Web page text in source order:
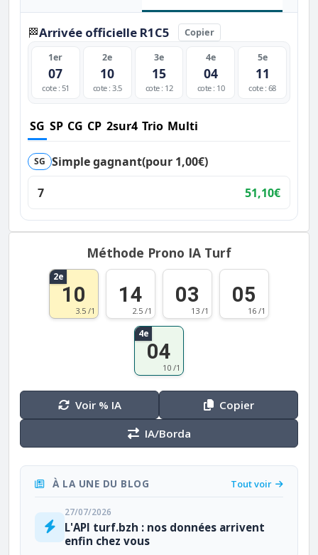
🏁Arrivée officielle R1C5 Copier
1er
07
cote : 51
2e
10
cote : 3.5
3e
15
cote : 12
4e
04
cote : 10
5e
11
cote : 68
SG SP CG CP 2sur4 Trio Multi
SG Simple gagnant(pour 1,00€)
7
51,10€
Méthode Prono IA Turf
2e
10
3.5 /1
14
2.5 /1
03
13 /1
05
16 /1
4e
04
10 /1
Voir % IA
Copier
IA/Borda
À LA UNE DU BLOG Tout voir
27/07/2026
L'API turf.bzh : nos données arrivent
enfin chez vous